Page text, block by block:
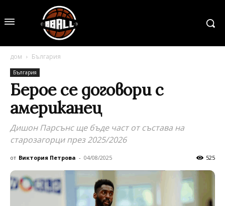
дом България
България
Берое се договори с
американец
Дишон Парсънс ще бъде част от състава на
старозагорци през 2025/2026
от Виктория Петрова - 04/08/2025 525